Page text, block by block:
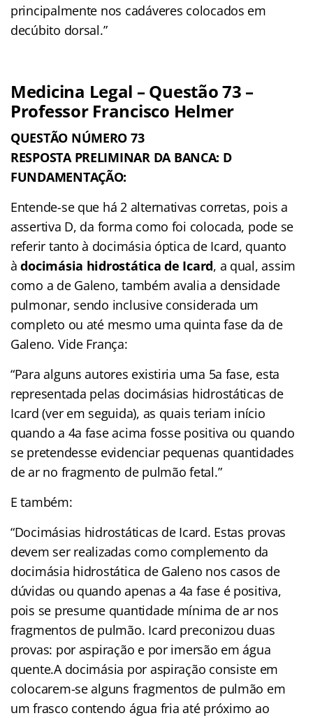
principalmente nos cadáveres colocados em
decúbito dorsal.”
Medicina Legal – Questão 73 –
Professor Francisco Helmer
QUESTÃO NÚMERO 73
RESPOSTA PRELIMINAR DA BANCA: D
FUNDAMENTAÇÃO:
Entende-se que há 2 alternativas corretas, pois a
assertiva D, da forma como foi colocada, pode se
referir tanto à docimásia óptica de Icard, quanto
àdocimásia hidrostática de Icard, a qual, assim
como a de Galeno, também avalia a densidade
pulmonar, sendo inclusive considerada um
completo ou até mesmo uma quinta fase da de
Galeno. Vide França:
“Para alguns autores existiria uma 5a fase, esta
representada pelas docimásias hidrostáticas de
Icard (ver em seguida), as quais teriam início
quando a 4a fase acima fosse positiva ou quando
se pretendesse evidenciar pequenas quantidades
de ar no fragmento de pulmão fetal.”
E também:
“Docimásias hidrostáticas de Icard. Estas provas
devem ser realizadas como complemento da
docimásia hidrostática de Galeno nos casos de
dúvidas ou quando apenas a 4a fase é positiva,
pois se presume quantidade mínima de ar nos
fragmentos de pulmão. Icard preconizou duas
provas: por aspiração e por imersão em água
quente.A docimásia por aspiração consiste em
colocarem-se alguns fragmentos de pulmão em
um frasco contendo água fria até próximo ao